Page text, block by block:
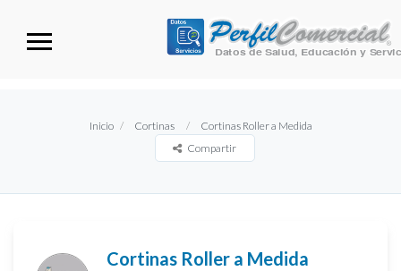
Inicio Cortinas
Cortinas Roller a Medida
Compartir
Cortinas Roller a Medida